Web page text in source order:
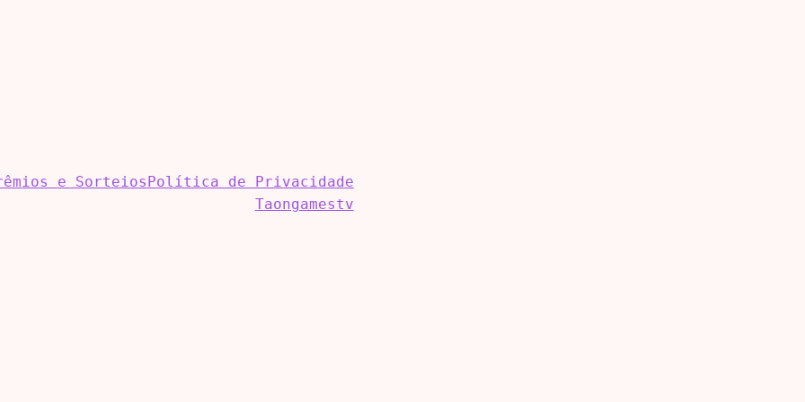
e Sorteios Política de Privacidade
Taongamestv